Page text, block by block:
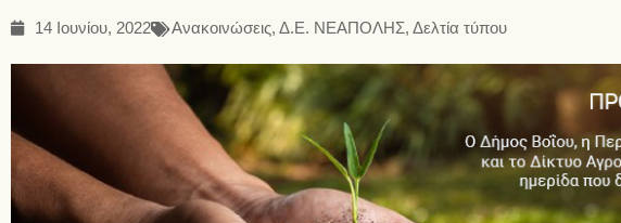
14 Ιουνίου, 2022 Ανακοινώσεις,Δ.Ε. ΝΕΑΠΟΛΗΣ,Δελτία τύπου